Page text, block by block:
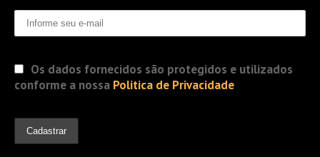
Os dados fornecidos são protegidos e utilizados
conforme a nossa Politica de Privacidade